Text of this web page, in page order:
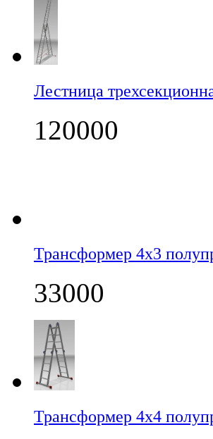
Лестница
120000
Трансформер 4х3
33000
Трансформер 4х4